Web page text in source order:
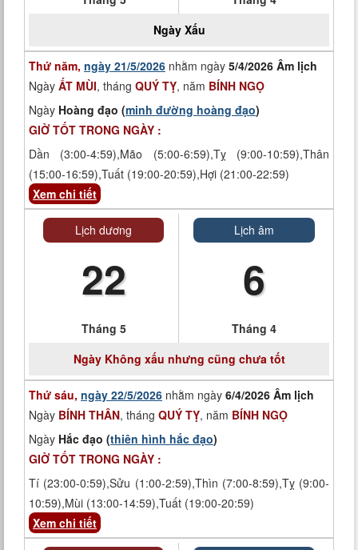
Ngày Xấu
Thứ năm, ngày 21/5/2026 nhằm ngày 5/4/2026 Âm lịch
Ngày ẤT MÙI, tháng QUÝ TỴ, năm BÍNH NGỌ
Ngày Hoàng đạo (minh đường hoàng đạo)
GIỜ TỐT TRONG NGÀY :
Dần (3:00-4:59),Mão (5:00-6:59),Tỵ (9:00-10:59),Thân
(15:00-16:59),Tuất (19:00-20:59),Hợi (21:00-22:59)
Xem chi tiết
Lịch dương
22
Tháng 5
Lịch âm
6
Tháng 4
NgàyKhông xấu nhưng cũng chưa tốt
Thứ sáu, ngày 22/5/2026 nhằm ngày 6/4/2026 Âm lịch
Ngày BÍNH THÂN, tháng QUÝ TỴ, năm BÍNH NGỌ
Ngày Hắc đạo (thiên hình hắc đạo)
GIỜ TỐT TRONG NGÀY :
Tí (23:00-0:59),Sửu (1:00-2:59),Thìn (7:00-8:59),Tỵ (9:00-
10:59),Mùi (13:00-14:59),Tuất (19:00-20:59)
Xem chi tiết